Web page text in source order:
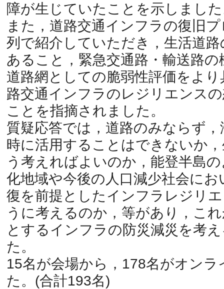
障が生じていたことを示しまし
また，道路交通インフラの復旧
列で紹介していただき，生活道
あること，緊急交通路・輸送路
道路網としての脆弱性評価をよ
路交通インフラのレジリエンス
ことを指摘されました。
質疑応答では，道路のみならず
時に活用することはできないか
う考えればよいのか，能登半島
化地域や今後の人口減少社会に
復を前提としたインフラレジリ
うに考えるのか，等があり，こ
とするインフラの防災減災を考
た。
15名が会場から，178名がオン
た。(合計193名)